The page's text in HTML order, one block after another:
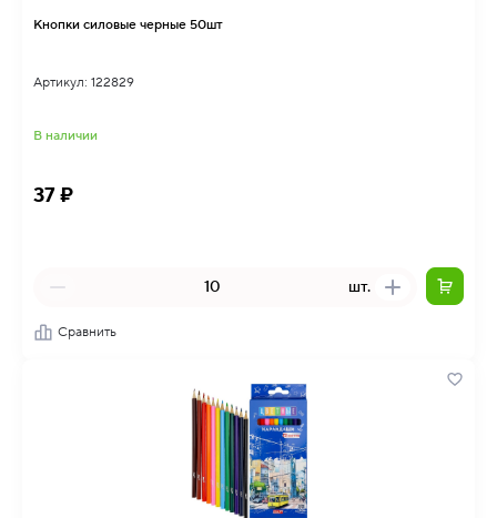
Кнопки силовые черные 50шт
Артикул: 122829
В наличии
37 ₽
шт.
Сравнить